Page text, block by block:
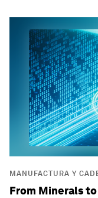
MANUFACTURA Y
From Minerals